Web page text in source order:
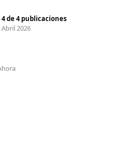
4de 4publicaciones
Abril 2026